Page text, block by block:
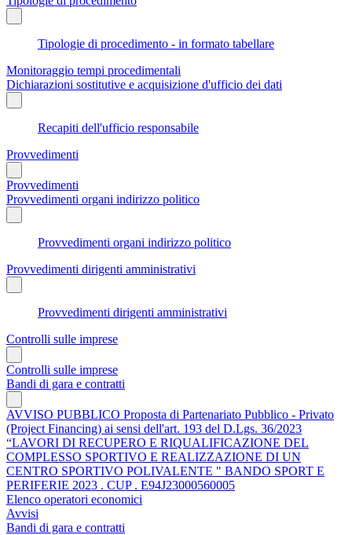
Tipologie di procedimento - in formato tabellare
Monitoraggio tempi procedimentali
Dichiarazioni sostitutive e acquisizione d'ufficio dei dati
Recapiti dell'ufficio responsabile
Provvedimenti
Provvedimenti
Provvedimenti organi indirizzo politico
Provvedimenti organi indirizzo politico
Provvedimenti dirigenti amministrativi
Provvedimenti dirigenti amministrativi
Controlli sulle imprese
Controlli sulle imprese
Bandi di gara e contratti
AVVISO PUBBLICO Proposta di Partenariato Pubblico - Privato
(Project Financing) ai sensi dell'art. 193 del D.Lgs. 36/2023
“LAVORI DI RECUPERO E RIQUALIFICAZIONE DEL
COMPLESSO SPORTIVO E REALIZZAZIONE DI UN
CENTRO SPORTIVO POLIVALENTE " BANDO SPORT E
PERIFERIE 2023 . CUP . E94J23000560005
Elenco operatori economici
Avvisi
Bandi di gara e contratti